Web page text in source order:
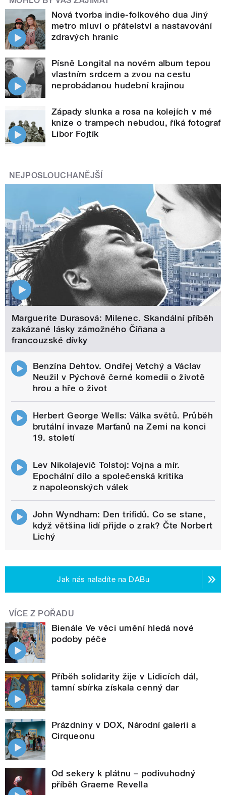
Nová tvorba indie-folkového dua Jiný
metro mluví o přátelství a nastavování
zdravých hranic
Písně Longital na novém album tepou
vlastním srdcem a zvou na cestu
neprobádanou hudební krajinou
Západy slunka a rosa na kolejích v mé
knize o trampech nebudou, říká fotograf
Libor Fojtík
NEJPOSLOUCHANĚJŠÍ
Marguerite Durasová: Milenec. Skandální příběh
zakázané lásky zámožného Číňana a
francouzské dívky
Benzína Dehtov. Ondřej Vetchý a Václav
Neužil v Pýchově černé komedii o životě
hrou a hře o život
Herbert George Wells: Válka světů. Průběh
brutální invaze Marťanů na Zemi na konci
19. století
Lev Nikolajevič Tolstoj: Vojna a mír.
Epochální dílo a společenská kritika
z napoleonských válek
John Wyndham: Den trifidů. Co se stane,
když většina lidí přijde o zrak? Čte Norbert
Lichý
Jak nás naladíte na DABu
VÍCE Z POŘADU
Bienále Ve věci umění hledá nové
podoby péče
Příběh solidarity žije v Lidicích dál,
tamní sbírka získala cenný dar
Prázdniny v DOX, Národní galerii a
Cirqueonu
Od sekery k plátnu – podivuhodný
příběh Graeme Revella